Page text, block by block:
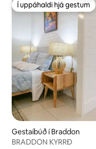
Í uppáhaldi hjá gestum
Í uppáhaldi hjá gestum
Gestaíbúð í Braddon
BRADDON KYRRÐ